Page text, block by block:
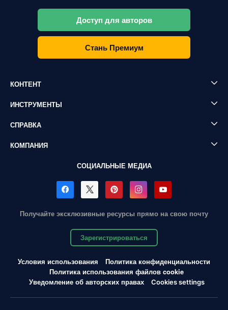
Доступ для авторов
Стань Премиум
КОНТЕНТ
ИНСТРУМЕНТЫ
СПРАВКА
КОМПАНИЯ
СОЦИАЛЬНЫЕ МЕДИА
Получайте эксклюзивные ресурсы прямо на свою почту
Зарегистрироваться
Условия использования
Политика конфиденциальности
Политика использования файлов cookie
Уведомление об авторских правах
Cookies settings